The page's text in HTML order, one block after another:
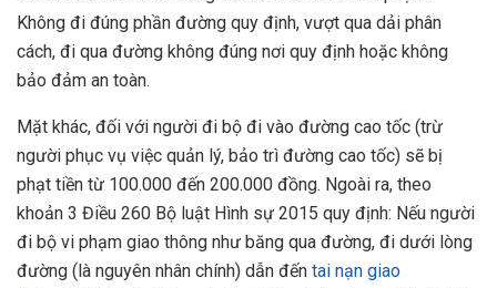
Không đi đúng phần đường quy định, vượt qua dải phân
cách, đi qua đường không đúng nơi quy định hoặc không
bảo đảm an toàn.
Mặt khác, đối với người đi bộ đi vào đường cao tốc (trừ
người phục vụ việc quản lý, bảo trì đường cao tốc) sẽ bị
phạt tiền từ 100.000 đến 200.000 đồng. Ngoài ra, theo
khoản 3 Điều 260 Bộ luật Hình sự 2015 quy định: Nếu người
đi bộ vi phạm giao thông như băng qua đường, đi dưới lòng
đường (là nguyên nhân chính) dẫn đến tai nạn giao